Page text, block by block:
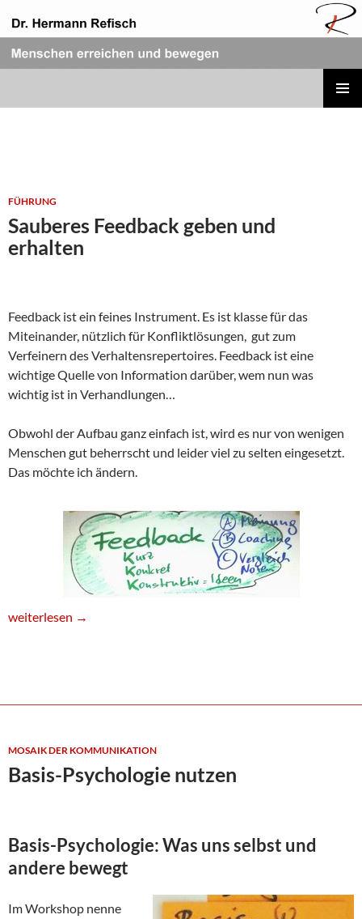
Inhalt
springen
FÜHRUNG
Sauberes Feedback geben und
erhalten
Feedback ist ein feines Instrument. Es ist klasse für das
Miteinander, nützlich für Konfliktlösungen, gut zum
Verfeinern des Verhaltensrepertoires. Feedback ist eine
wichtige Quelle von Information darüber, wem nun was
wichtig ist in Verhandlungen…
Obwohl der Aufbau ganz einfach ist, wird es nur von wenigen
Menschen gut beherrscht und leider viel zu selten eingesetzt.
Das möchte ich ändern.
Sauberes Feedback geben und erhalten
weiterlesen →
MOSAIK DER KOMMUNIKATION
Basis-Psychologie nutzen
Basis-Psychologie: Was uns selbst und
andere bewegt
Im Workshop nenne